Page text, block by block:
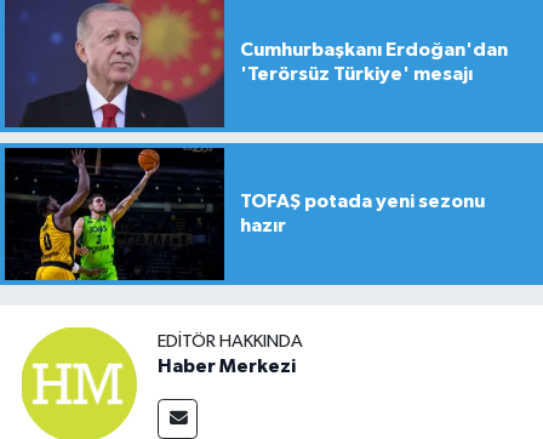
Cumhurbaşkanı Erdoğan'dan
'Terörsüz Türkiye' mesajı
TOFAŞ potada yeni sezonu
hazır
EDITÖR HAKKINDA
Haber Merkezi